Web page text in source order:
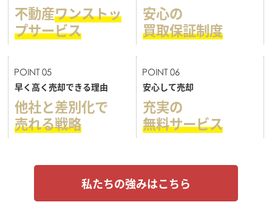
不動産ワンストッ
プサービス
安心の
買取保証制度
早く高く売却できる理由
他社と差別化で
売れる戦略
安心して売却
充実の
無料サービス
私たちの強みはこちら